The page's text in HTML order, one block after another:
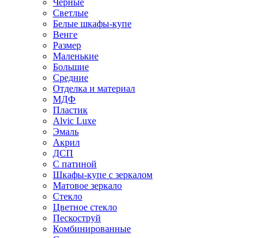
Черные
Светлые
Белые шкафы-купе
Венге
Размер
Маленькие
Большие
Средние
Отделка и материал
МДФ
Пластик
Alvic Luxe
Эмаль
Акрил
ДСП
С патиной
Шкафы-купе с зеркалом
Матовое зеркало
Стекло
Цветное стекло
Пескоструй
Комбинированные